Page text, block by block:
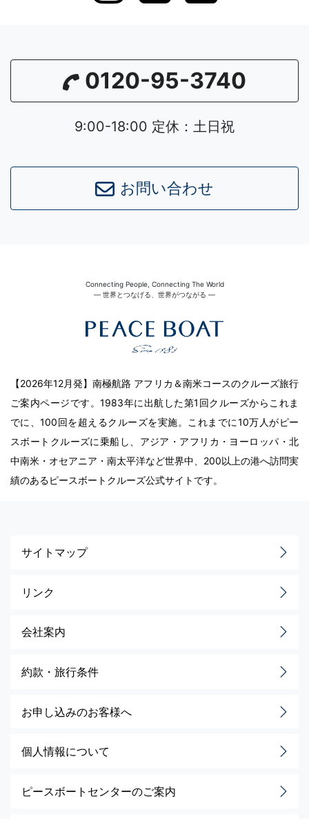
0120-95-3740
9:00-18:00 定休：土日祝
お問い合わせ
Connecting People, Connecting The World
― 世界とつなげる、世界がつながる ―
【2026年12月発】南極航路 アフリカ＆南米コースのクルーズ旅行
ご案内ページです。1983年に出航した第1回クルーズからこれま
でに、100回を超えるクルーズを実施。これまでに10万人がピー
スボートクルーズに乗船し、アジア・アフリカ・ヨーロッパ・北
中南米・オセアニア・南太平洋など世界中、200以上の港へ訪問実
績のあるピースボートクルーズ公式サイトです。
サイトマップ
リンク
会社案内
約款・旅行条件
お申し込みのお客様へ
個人情報について
ピースボートセンターのご案内